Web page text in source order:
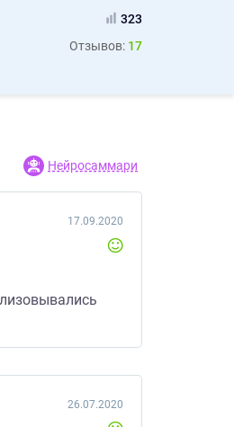
323
Отзывов: 17
Нейросаммари
17.09.2020
26.07.2020